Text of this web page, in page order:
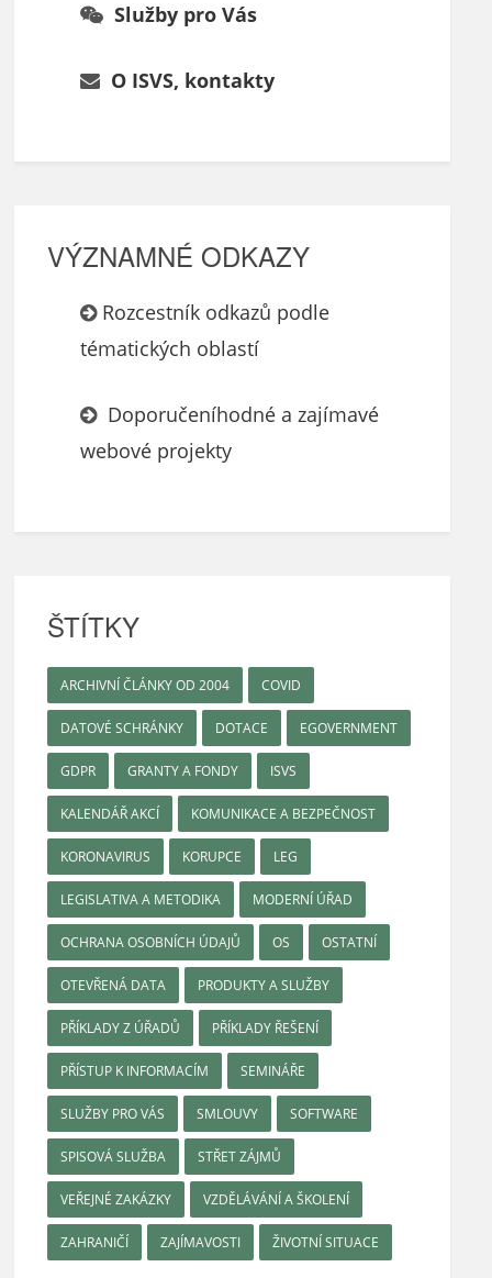
Služby pro Vás
O ISVS, kontakty
VÝZNAMNÉ ODKAZY
Rozcestník odkazů podle
tématických oblastí
Doporučeníhodné a zajímavé
webové projekty
ŠTÍTKY
ARCHIVNÍ ČLÁNKY OD 2004 COVID
DATOVÉ SCHRÁNKY DOTACE EGOVERNMENT
GDPR GRANTY A FONDY ISVS
KALENDÁŘ AKCÍ KOMUNIKACE A BEZPEČNOST
KORONAVIRUS KORUPCE LEG
LEGISLATIVA A METODIKA MODERNÍ ÚŘAD
OCHRANA OSOBNÍCH ÚDAJŮ OS OSTATNÍ
OTEVŘENÁ DATA PRODUKTY A SLUŽBY
PŘÍKLADY Z ÚŘADŮ PŘÍKLADY ŘEŠENÍ
PŘÍSTUP K INFORMACÍM SEMINÁŘE
SLUŽBY PRO VÁS SMLOUVY SOFTWARE
SPISOVÁ SLUŽBA STŘET ZÁJMŮ
VEŘEJNÉ ZAKÁZKY VZDĚLÁVÁNÍ A ŠKOLENÍ
ZAHRANIČÍ ZAJÍMAVOSTI ŽIVOTNÍ SITUACE